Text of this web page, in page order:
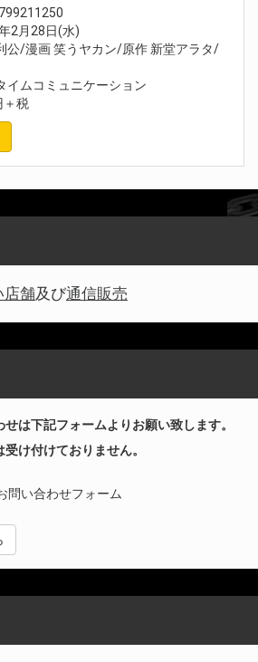
月28日(水)
画 笑うヤカン/原作 新堂アラタ/
コミュニケーション
税
店舗及び通信販売
は下記フォームよりお願い致します。
け付けておりません。
問い合わせフォーム